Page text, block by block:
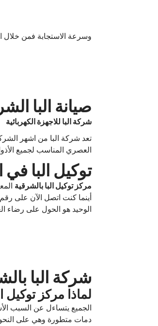
وسرعة الاستجابة فمن خلال
صيانة البا
شركة البا للاجهزة الكهربائية
تعد شركة البا من اشهر
العصري المناسب لجميع
توكيل البا
مركز توكيل البا بالشرقية
أينما كنت اتصل الآن على
الوحيد هو الحول على رضاء
شركة البا
لماذا مركز توكيل
دمات متطورة وهي على النحو